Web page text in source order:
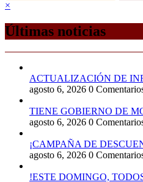
×
Últimas noticias
ACTUALIZACIÓN DE
agosto 6, 2026 0
TIENE GOBIERNO DE
agosto 6, 2026 0
¡CAMPAÑA DE
agosto 6, 2026 0
!ESTE DOMINGO,